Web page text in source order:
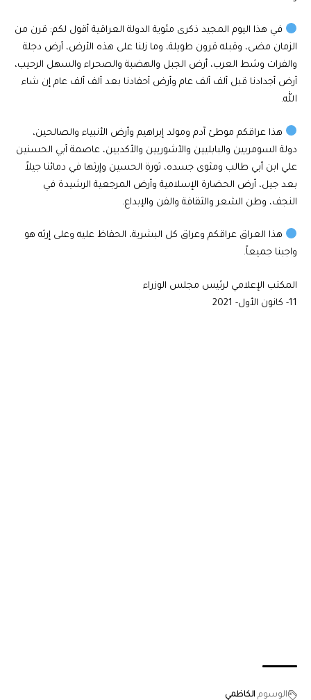
في هذا اليوم المجيد ذكرى مئوية الدولة العراقية أقول لكم: قرن من
الزمان مضى، وقبله قرون طويلة، وما زلنا على هذه الأرض، أرض دجلة
والفرات وشط العرب، أرض الجبل والهضبة والصحراء والسهل الرحيب،
أرض أجدادنا قبل ألف ألف عام وأرض أحفادنا بعد ألف ألف عام إن شاء
الله.
هذا عراقكم موطئ آدم ومولد إبراهيم وأرض الأنبياء والصالحين،
دولة السومريين والبابليين والآشوريين والأكديين، عاصمة أبي الحسنين
علي ابن أبي طالب ومثوى جسده، ثورة الحسين وإرثها في دمائنا جيلاً
بعد جيل، أرض الحضارة الإسلامية وأرض المرجعية الرشيدة في
النجف، وطن الشعر والثقافة والفن والإبداع.
هذا العراق عراقكم وعراق كل البشرية، الحفاظ عليه وعلى إرثه هو
واجبنا جميعاً.
المكتب الإعلامي لرئيس مجلس الوزراء
11- كانون الأول- 2021
الوسوم الكاظمي